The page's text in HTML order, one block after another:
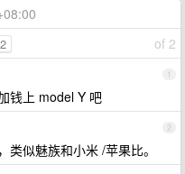
of 2
2
1
钱上 model Y 吧
2
似魅族和小米 /苹果比。